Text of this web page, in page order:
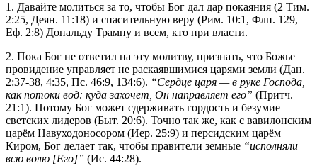
1. Давайте молиться за то, чтобы Бог дал дар покаяния (2 Тим.
2:25, Деян. 11:18) и cпасительную веру (Рим. 10:1, Флп. 129,
Еф. 2:8) Дональду Трампу и всем, кто при власти.
2. Пока Бог не ответил на эту молитву, признать, что Божье
провидение управляет не раскаявшимися царями земли (Дан.
2:37-38, 4:35, Пс. 46:9, 134:6). “Сердце царя — в руке Господа,
как потоки вод: куда захочет, Он направляет его” (Притч.
21:1). Потому Бог может сдерживать гордость и безумие
светских лидеров (Быт. 20:6). Точно так же, как с вавилонским
царём Навуходоносором (Иер. 25:9) и персидским царём
Киром, Бог делает так, чтобы правители земные “исполняли
всю волю [Его]” (Ис. 44:28).